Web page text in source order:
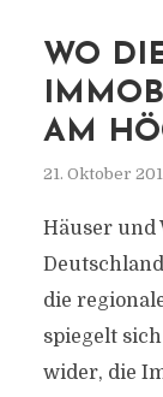
WO
AM
21. Oktober
Häuser und
die
spiegelt
wider, die